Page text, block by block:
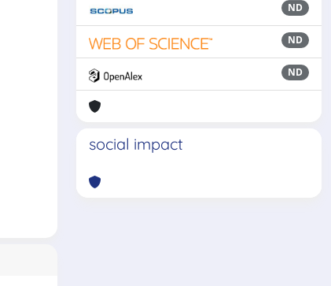
ND
ND
ND
social impact